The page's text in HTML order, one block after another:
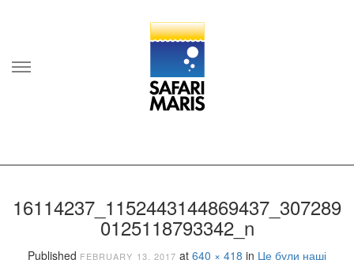
content
16114237_1152443144869437_307289
0125118793342_n
Published FEBRUARY 13, 2017 at640 × 418 in Це були наші